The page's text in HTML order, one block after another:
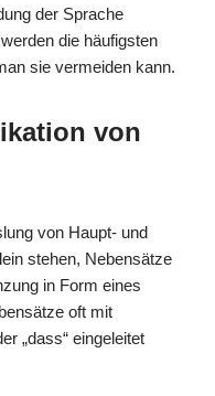
der Sprache
die häufigsten
sie vermeiden kann.
von
von Haupt- und
stehen, Nebensätze
in Form eines
oft mit
„dass“ eingeleitet